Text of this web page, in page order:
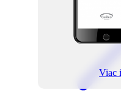
Viac